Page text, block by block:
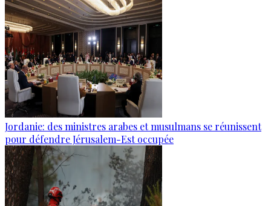
Jordanie: des ministres arabes et musulmans se réunissent
pour défendre Jérusalem-Est occupée